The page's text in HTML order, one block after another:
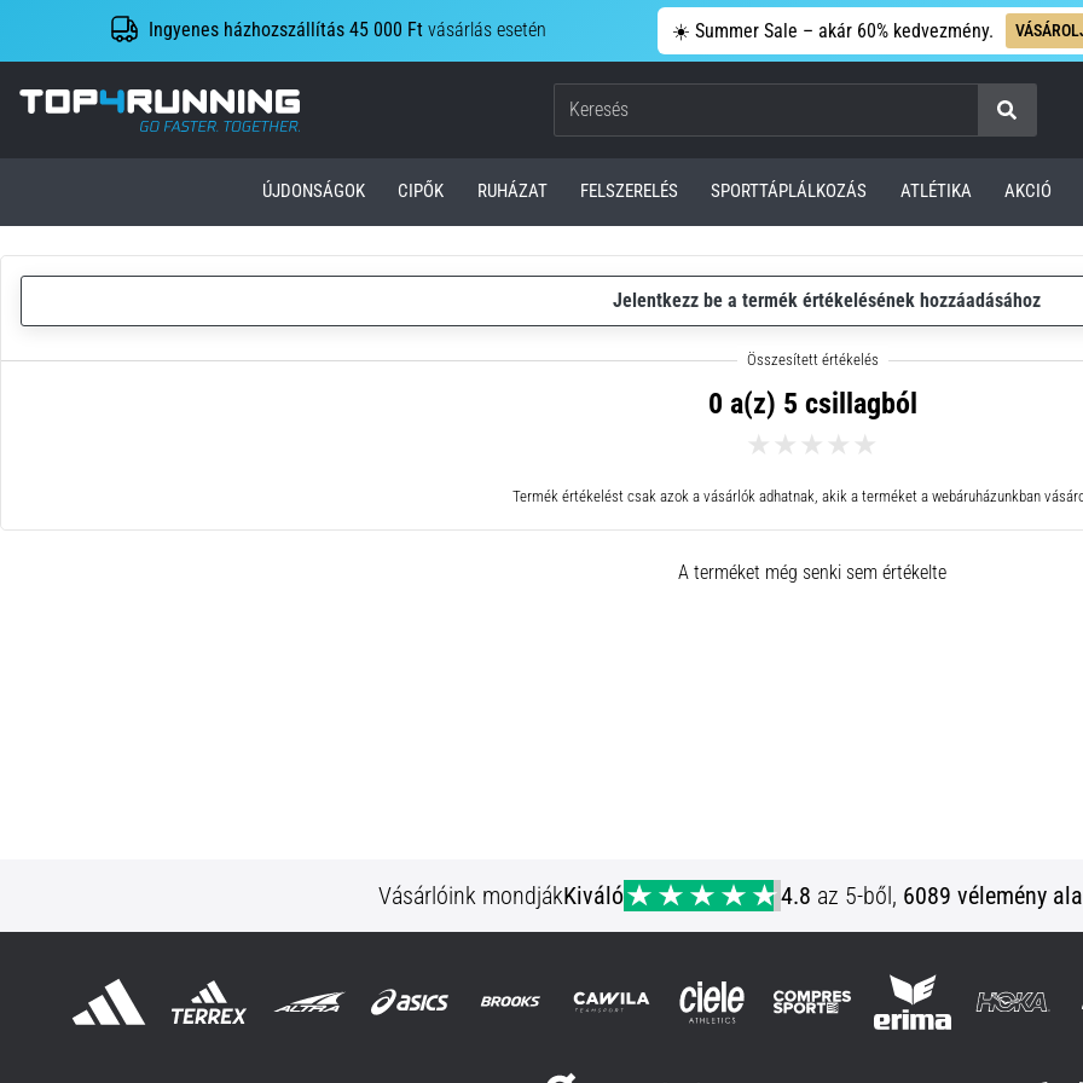
Ingyenes házhozszállítás 45 000 Ft vásárlás esetén ☀️ Summer Sale – akár 60% kedvezmény.
Top4Running.hu
Keresés
ÚJDONSÁGOK CIPŐK RUHÁZAT FELSZERELÉS SPORTTÁPLÁLKOZÁS ATLÉTIKA AKCIÓ
Jelentkezz be a termék értékelésének hozzáadásához
0 a(z) 5 csillagból
Termék értékelést csak azok a vásárlók adhatnak, akik a terméket a webáruházunkban
A terméket még senki sem értékelte
Vásárlóink mondjákKiváló 4.8 az 5-ből, 6089 vélemény